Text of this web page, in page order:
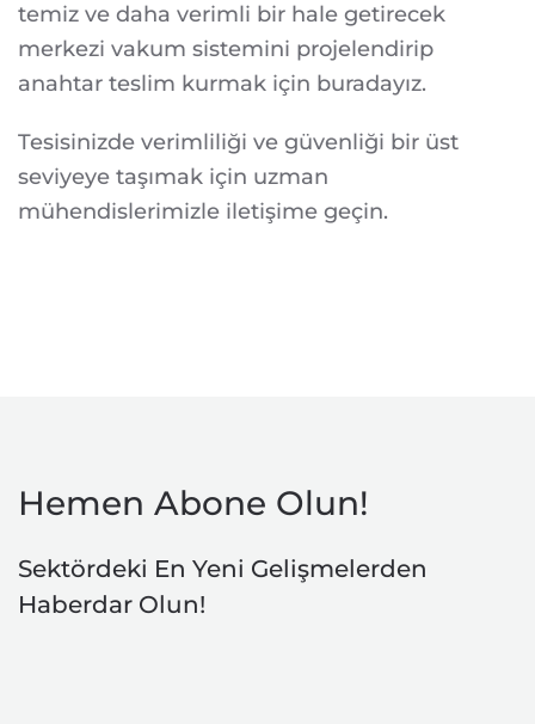
temiz ve daha verimli bir hale getirecek
merkezi vakum sistemini projelendirip
anahtar teslim kurmak için buradayız.
Tesisinizde verimliliği ve güvenliği bir üst
seviyeye taşımak için uzman
mühendislerimizle iletişime geçin.
Hemen Abone Olun!
Sektördeki En Yeni Gelişmelerden
Haberdar Olun!